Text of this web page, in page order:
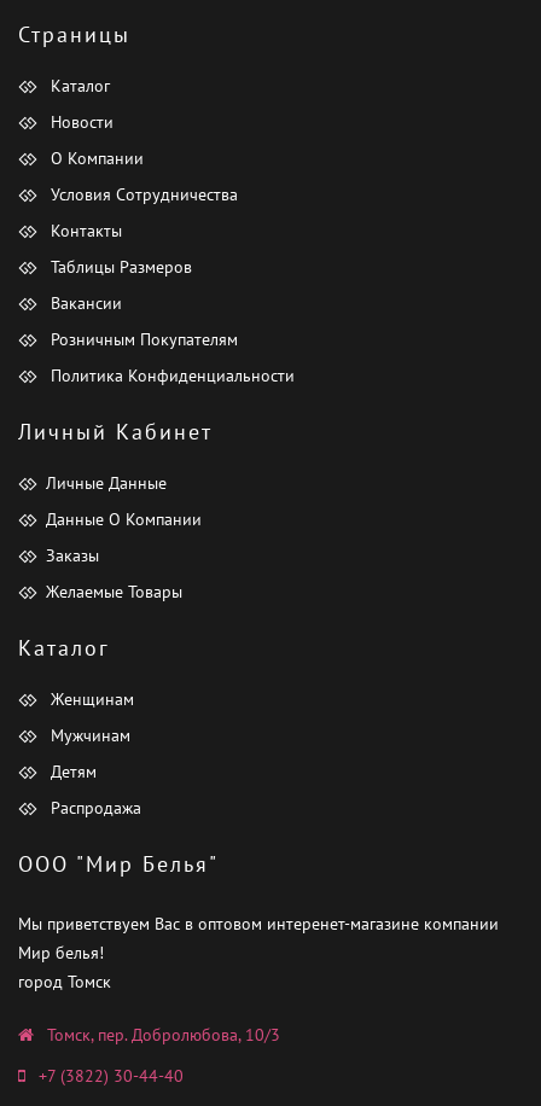
Страницы
Каталог
Новости
О Компании
Условия Сотрудничества
Контакты
Таблицы Размеров
Вакансии
Розничным Покупателям
Политика Конфиденциальности
Личный Кабинет
Личные Данные
Данные О Компании
Заказы
Желаемые Товары
Каталог
Женщинам
Мужчинам
Детям
Распродажа
ООО "Мир Белья"
Мы приветствуем Вас в оптовом интеренет-магазине компании
Мир белья!
город Томск
Томск, пер. Добролюбова, 10/3
+7 (3822) 30-44-40